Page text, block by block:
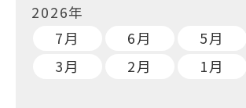
2026年
7月
6月 5月
3月
2月 1月